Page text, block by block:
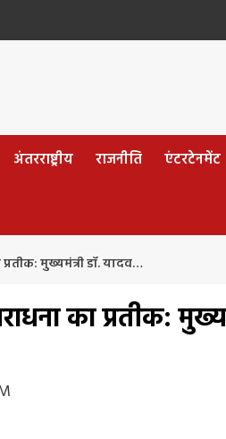
अंतरराष्ट्रीय राजनीति एंटरटेनमेंट
मुख्यमंत्री डॉ. यादव…
का प्रतीक: